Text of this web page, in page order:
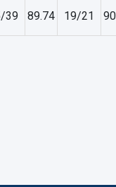
39 89.74 19/21